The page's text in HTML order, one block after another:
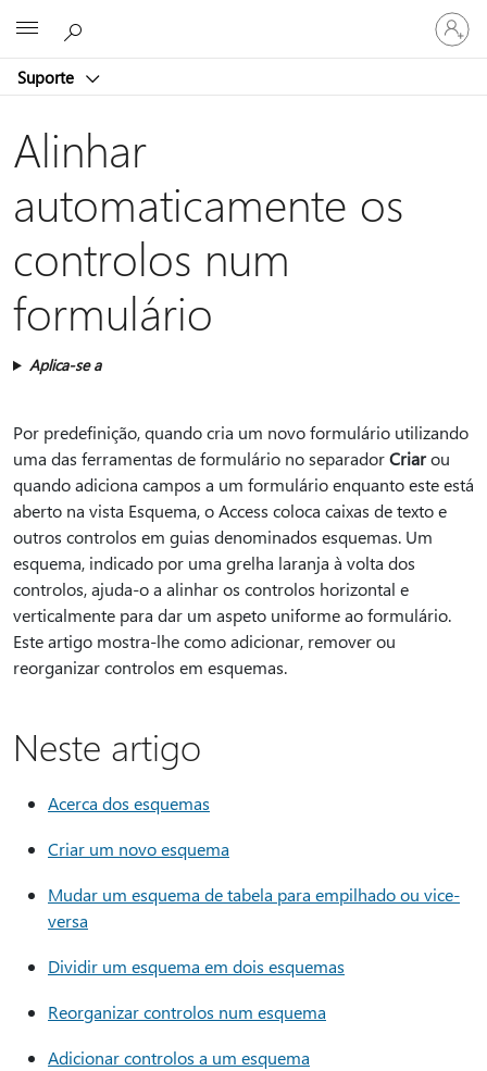
Suporte
Entre
em
sua
Alinhar
automaticamente os
controlos num
formulário
Aplica-se a
Por predefinição, quando cria um novo formulário utilizando
uma das ferramentas de formulário no separadorCriarou
quando adiciona campos a um formulário enquanto este está
aberto na vista Esquema, o Access coloca caixas de texto e
outros controlos em guias denominados esquemas. Um
esquema, indicado por uma grelha laranja à volta dos
controlos, ajuda-o a alinhar os controlos horizontal e
verticalmente para dar um aspeto uniforme ao formulário.
Este artigo mostra-lhe como adicionar, remover ou
reorganizar controlos em esquemas.
Neste artigo
Acerca dos esquemas
Criar um novo esquema
Mudar um esquema de tabela para empilhado ou vice-
versa
Dividir um esquema em dois esquemas
Reorganizar controlos num esquema
Adicionar controlos a um esquema